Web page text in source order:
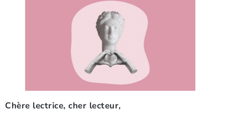
Chère lectrice, cher lecteur,